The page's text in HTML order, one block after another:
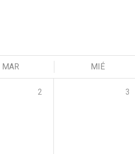
MAR MIÉ
2 3